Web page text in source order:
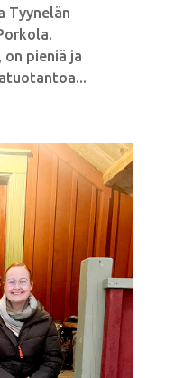
Tyynelän
pieniä ja